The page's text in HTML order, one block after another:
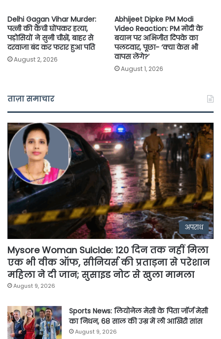
Delhi Gagan Vihar Murder:
पत्नी की कैंची घोंपकर हत्या,
पड़ोसियों ने सुनी चीखें, बाहर से
दरवाजा बंद कर फरार हुआ पति
August 2, 2026
Abhijeet Dipke PM Modi
Video Reaction: PM मोदी के
बयान पर अभिजीत दिपके का
पलटवार, पूछा- ‘क्या केस भी
वापस लेंगे?’
August 1, 2026
ताज़ा समाचार
अपराध
Mysore Woman Suicide: 120 दिन तक नहीं मिला
एक भी वीक ऑफ, सीनियर्स की प्रताड़ना से परेशान
महिला ने दी जान; सुसाइड नोट से खुला मामला
August 9, 2026
Sports News: लियोनेल मेसी के पिता जॉर्ज मेसी
का निधन, 68 साल की उम्र में ली आखिरी सांस
August 9, 2026